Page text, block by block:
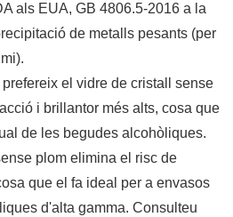
als EUA, GB 4806.5-2016 a la
de metalls pesants (per
el vidre de cristall sense
i brillantor més alts, cosa que
de les begudes alcohòliques.
plom elimina el risc de
que el fa ideal per a envasos
d'alta gamma. Consulteu